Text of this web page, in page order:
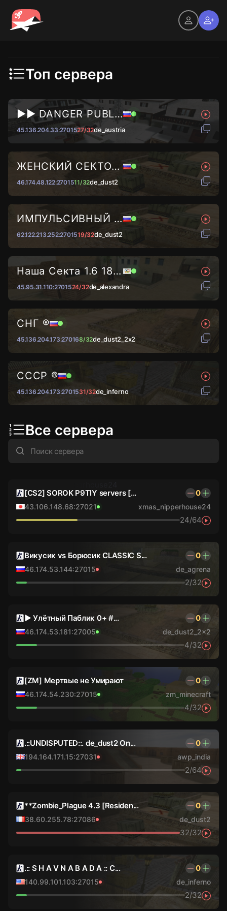
Топ сервера
►► DANGER PUBLIC © 2024...
45.136.204.33:2701527/32de_austria
ЖЕНСКИЙ СЕКТОР © [18+]
46.174.48.122:2701511/32de_dust2
ИМПУЛЬСИВНЫЙ ВАЙБ █ DUST2...
62.122.213.252:2701519/32de_dust2
Наша Секта 1.6 18+@
45.95.31.110:2701524/32de_alexandra
СНГ ®
45.136.204.173:270168/32de_dust2_2x2
СССР ®
45.136.204.173:2701531/32de_inferno
Все сервера
[CS2] SOROK P9TIY servers [... 0
43.106.148.68:27021 xmas_nipperhouse24
24/64
Викусик vs Борюсик CLASSIC S... 0
46.174.53.144:27015 de_agrena
2/32
► Улётный Паблик 0+ #... 0
46.174.53.181:27005 de_dust2_2x2
4/32
[ZM] Мертвые не Умирают 0
46.174.54.230:27015 zm_minecraft
4/32
.::UNDISPUTED::. de_dust2 On... 0
194.164.171.15:27031 awp_india
2/64
**Zombie_Plague 4.3 [Residen... 0
38.60.255.78:27086 de_dust2
32/32
.:: S H A V N A B A D A :: C... 0
140.99.101.103:27015 de_inferno
2/32